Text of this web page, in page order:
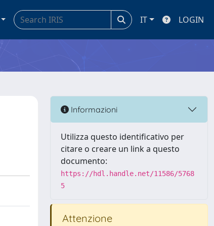
IT LOGIN
Informazioni
Utilizza questo identificativo per
citare o creare un link a questo
documento:
https://hdl.handle.net/11586/5768
5
Attenzione